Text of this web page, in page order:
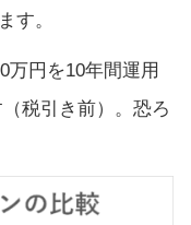
す。
万円を10年間運用
税引き前）。恐ろ